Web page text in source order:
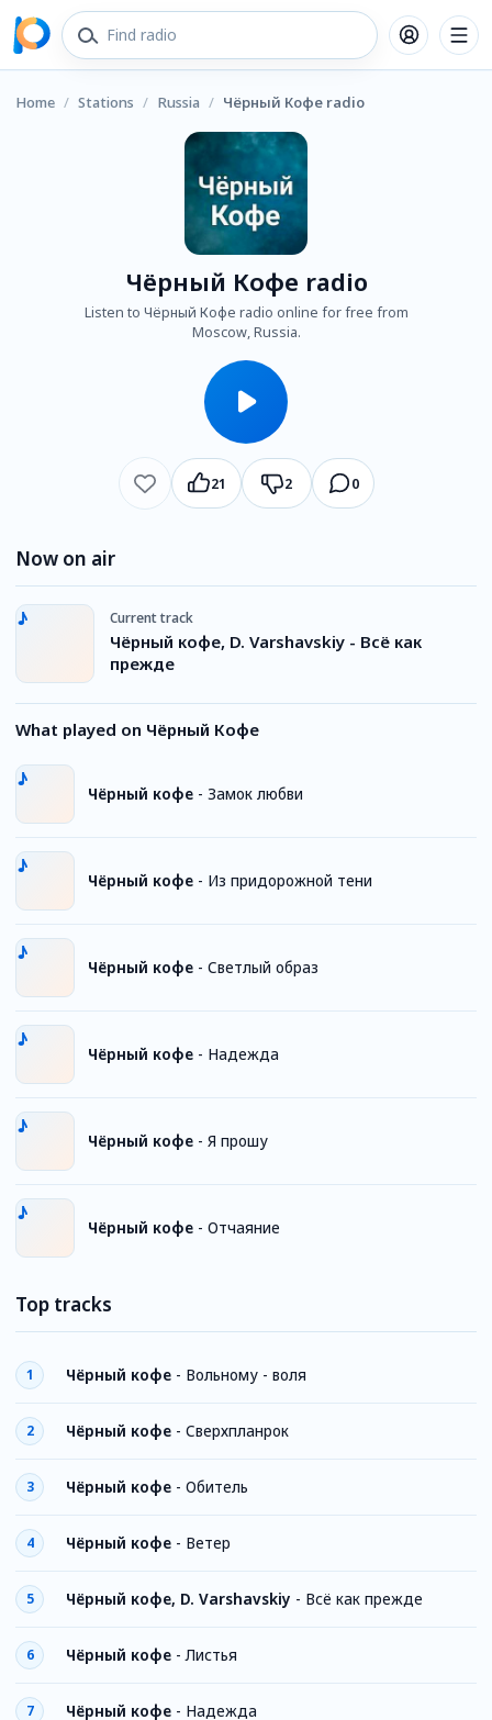
Home / Stations / Russia / Чёрный Кофе radio
Чёрный Кофе radio
Listen to Чёрный Кофе radio online for free from
Moscow, Russia.
21 2 0
Now on air
Current track
Чёрный кофе, D. Varshavskiy - Всё как
прежде
What played on Чёрный Кофе
Чёрный кофе - Замок любви
Чёрный кофе - Из придорожной тени
Чёрный кофе - Светлый образ
Чёрный кофе - Надежда
Чёрный кофе - Я прошу
Чёрный кофе - Отчаяние
Top tracks
1 Чёрный кофе - Вольному - воля
2 Чёрный кофе - Сверхпланрок
3 Чёрный кофе - Обитель
4 Чёрный кофе - Ветер
5 Чёрный кофе, D. Varshavskiy - Всё как прежде
6 Чёрный кофе - Листья
7 Чёрный кофе - Надежда